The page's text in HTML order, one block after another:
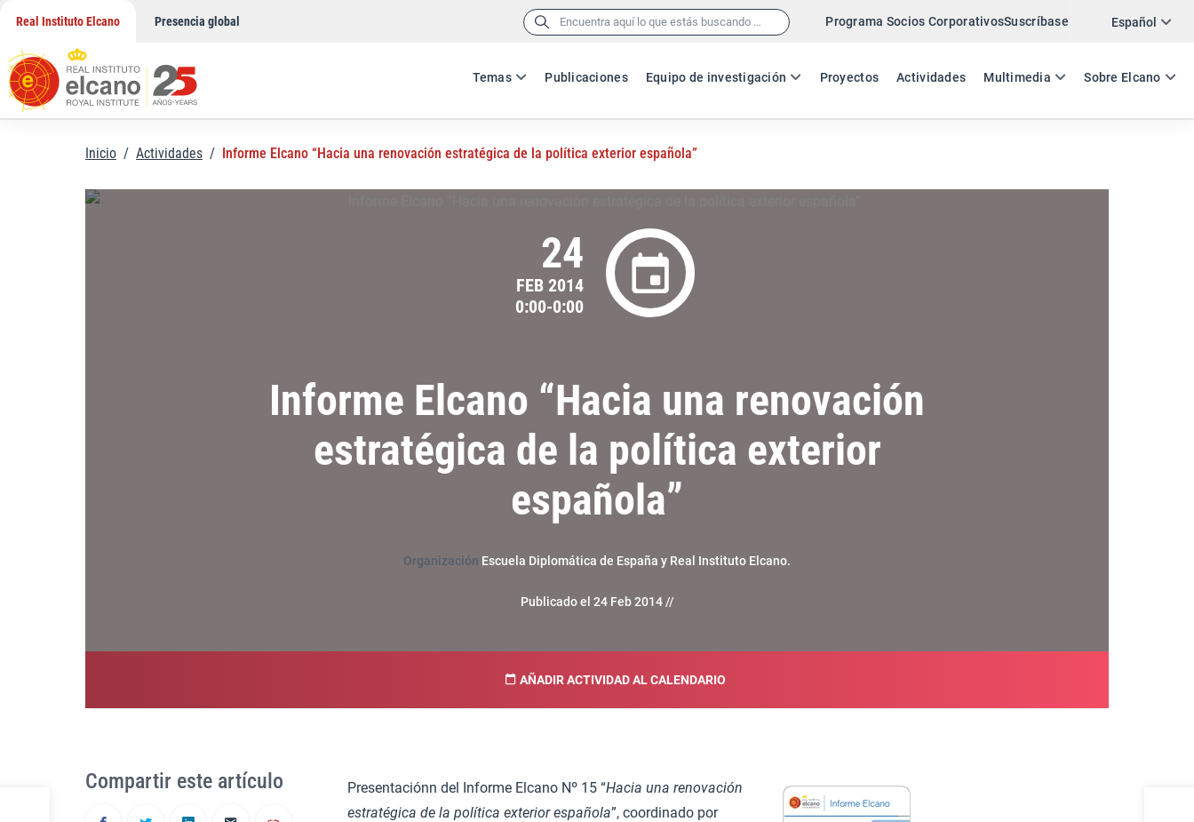
contenido
Real Instituto Elcano Presencia global Buscar: Programa Socios CorporativosSuscríbase Español
ES EN
Temas Publicaciones Equipo de investigación Proyectos Actividades Multimedia Sobre Elcano
Twitter
Inicio / Actividades / Informe Elcano “Hacia una renovación estratégica de la política exterior española”
Informe Elcano “Hacia una renovación
estratégica de la política exterior
española”
24
FEB 2014
0:00-0:00
Organización Escuela Diplomática de España y Real Instituto Elcano.
Publicado el 24 Feb 2014 //
AÑADIR ACTIVIDAD AL CALENDARIO
Presentaciónn del Informe Elcano Nº 15 “Hacia una renovación
estratégica de la política exterior española”, coordinado por
Compartir este artículo